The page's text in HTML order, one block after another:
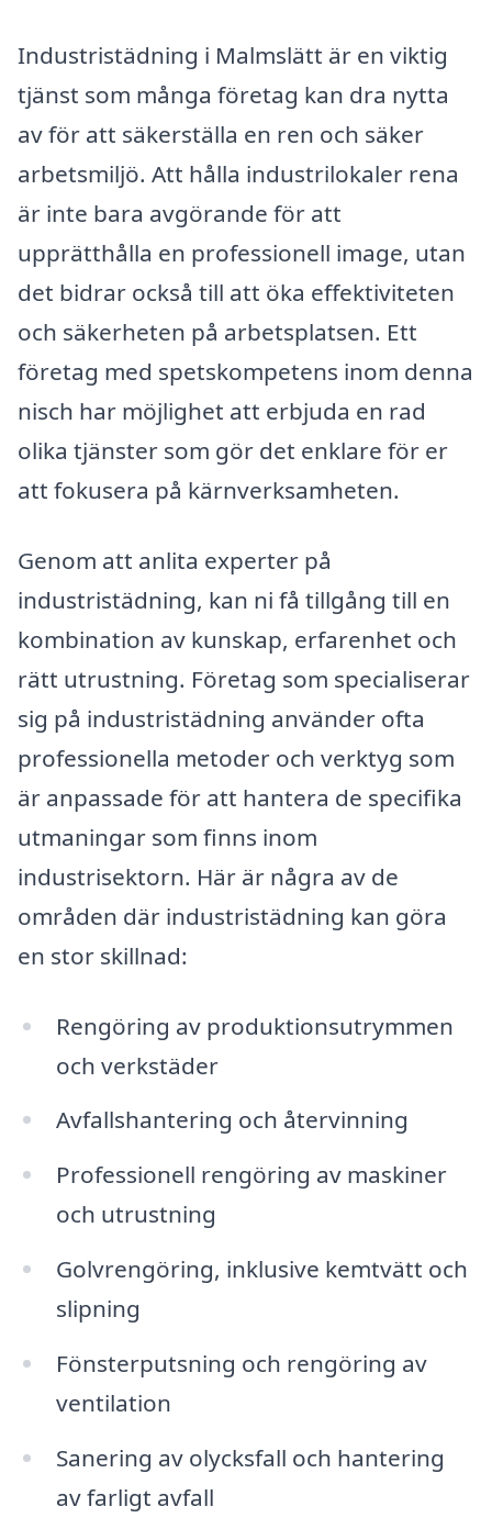
Industristädning i Malmslätt är en viktig
tjänst som många företag kan dra nytta
av för att säkerställa en ren och säker
arbetsmiljö. Att hålla industrilokaler rena
är inte bara avgörande för att
upprätthålla en professionell image, utan
det bidrar också till att öka effektiviteten
och säkerheten på arbetsplatsen. Ett
företag med spetskompetens inom denna
nisch har möjlighet att erbjuda en rad
olika tjänster som gör det enklare för er
att fokusera på kärnverksamheten.
Genom att anlita experter på
industristädning, kan ni få tillgång till en
kombination av kunskap, erfarenhet och
rätt utrustning. Företag som specialiserar
sig på industristädning använder ofta
professionella metoder och verktyg som
är anpassade för att hantera de specifika
utmaningar som finns inom
industrisektorn. Här är några av de
områden där industristädning kan göra
en stor skillnad:
Rengöring av produktionsutrymmen
och verkstäder
Avfallshantering och återvinning
Professionell rengöring av maskiner
och utrustning
Golvrengöring, inklusive kemtvätt och
slipning
Fönsterputsning och rengöring av
ventilation
Sanering av olycksfall och hantering
av farligt avfall